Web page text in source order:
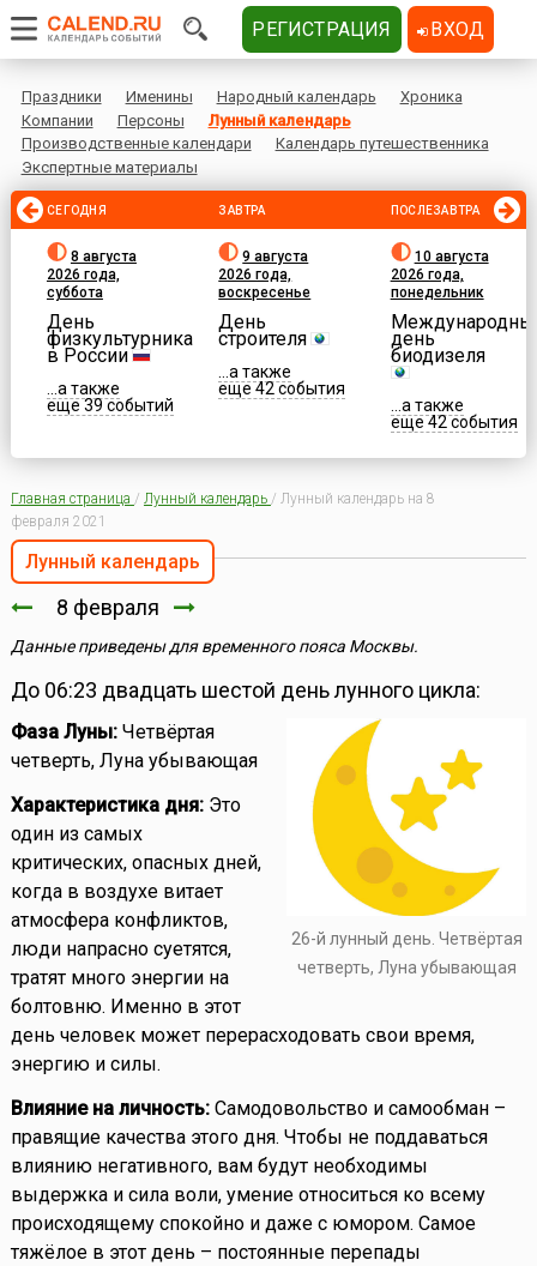
Праздники Именины Народный календарь
Хроника
Компании
Персоны
Лунный календарь
Производственные календари
Календарь путешественника
Экспертные материалы
СЕГОДНЯ
8 августа
2026 года,
суббота
День
физкультурника
в России
...а также
еще 39 событий
ЗАВТРА
9 августа
2026 года,
воскресенье
День
строителя
...а также
еще 42 события
ПОСЛЕЗАВТРА
10 августа
2026 года,
понедельник
день
биодизеля
...а также
еще 42 события
Главная страница / Лунный календарь / Лунный календарь на 8
февраля 2021
Лунный календарь
8 февраля
Данные приведены для временного пояса Москвы.
До 06:23 двадцать шестой день лунного цикла:
26-й лунный день. Четвёртая
четверть, Луна убывающая
Фаза Луны:Четвёртая
четверть, Луна убывающая
Характеристика дня:Это
один из самых
критических, опасных дней,
когда в воздухе витает
атмосфера конфликтов,
люди напрасно суетятся,
тратят много энергии на
болтовню. Именно в этот
день человек может перерасходовать свои время,
энергию и силы.
Влияние на личность:Самодовольство и самообман –
правящие качества этого дня. Чтобы не поддаваться
влиянию негативного, вам будут необходимы
выдержка и сила воли, умение относиться ко всему
происходящему спокойно и даже с юмором. Самое
тяжёлое в этот день – постоянные перепады
РЕГИСТРАЦИЯ ВХОД